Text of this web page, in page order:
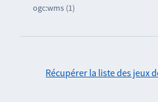
ogc:wms (1)
Récupérer la liste des jeux